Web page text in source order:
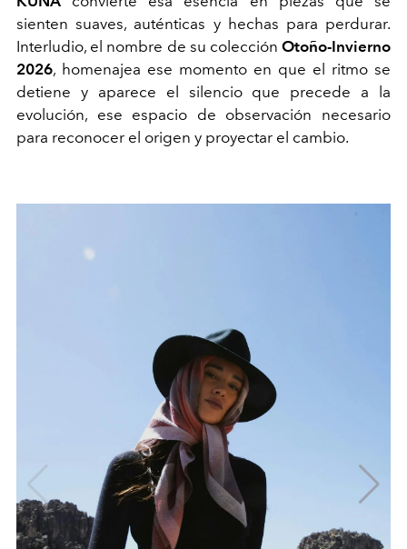
sienten suaves, auténticas y hechas para perdurar.
Interludio, el nombre de su colección Otoño-Invierno
2026, homenajea ese momento en que el ritmo se
detiene y aparece el silencio que precede a la
evolución, ese espacio de observación necesario
para reconocer el origen y proyectar el cambio.